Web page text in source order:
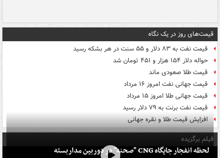
قیمت‌های روز در یک نگاه
قیمت نفت به ۸۳ دلار و ۵۵ سنت در هر بشکه رسید
حواله دلار ۱۵۴ هزار و ۴۵۱ تومان شد
قیمت طلا صعودی ماند
قیمت جهانی نفت امروز ۱۶ مرداد
قیمت جهانی طلا امروز ۱۵ مرداد
قیمت نفت برنت به ۷۹ دلار رسید
افزایش قیمت طلا و نقره جهانی
فیلم برگزیده
لحظه انفجار جایگاه CNG "صحنه" در دوربین مداربسته